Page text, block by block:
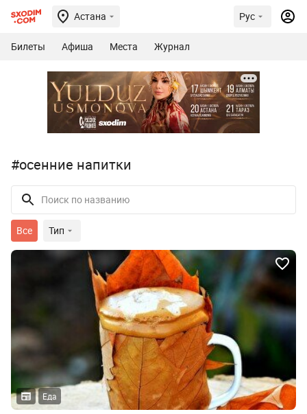
Астана Рус
Билеты Афиша Места Журнал
#осенние напитки
Все Тип
Еда